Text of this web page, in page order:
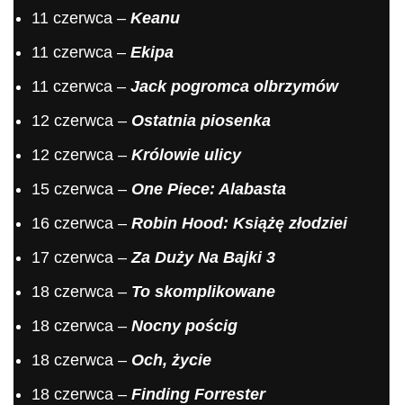
11 czerwca – Keanu
11 czerwca – Ekipa
11 czerwca – Jack pogromca olbrzymów
12 czerwca – Ostatnia piosenka
12 czerwca – Królowie ulicy
15 czerwca – One Piece: Alabasta
16 czerwca – Robin Hood: Książę złodziei
17 czerwca –Za Duży Na Bajki 3
18 czerwca – To skomplikowane
18 czerwca – Nocny pościg
18 czerwca – Och, życie
18 czerwca – Finding Forrester